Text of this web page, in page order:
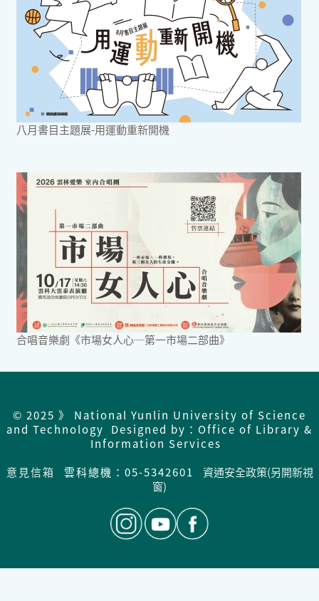
八月書目主題展-用運動重新開機
合唱音樂劇《市場女人心─第一市場二部曲》
© 2025 》 National Yunlin University of Science
and Technology Designed by：Office of Library &
Information Services
意見信箱
雲科總機：05-5342601
資通安全政策(另開新視
窗)